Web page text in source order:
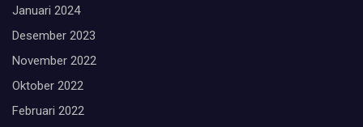
Januari 2024
Desember 2023
November 2022
Oktober 2022
Februari 2022